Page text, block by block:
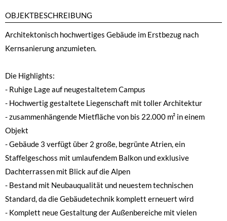
OBJEKTBESCHREIBUNG
Architektonisch hochwertiges Gebäude im Erstbezug nach
Kernsanierung anzumieten.
Die Highlights:
- Ruhige Lage auf neugestaltetem Campus
- Hochwertig gestaltete Liegenschaft mit toller Architektur
- zusammenhängende Mietfläche von bis 22.000 m² in einem
Objekt
- Gebäude 3 verfügt über 2 große, begrünte Atrien, ein
Staffelgeschoss mit umlaufendem Balkon und exklusive
Dachterrassen mit Blick auf die Alpen
- Bestand mit Neubauqualität und neuestem technischen
Standard, da die Gebäudetechnik komplett erneuert wird
- Komplett neue Gestaltung der Außenbereiche mit vielen